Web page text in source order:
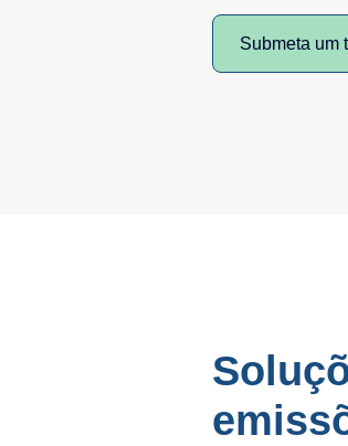
Submeta um